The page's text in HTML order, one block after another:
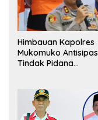
Himbauan Kapolres
Mukomuko
Tindak Pidana